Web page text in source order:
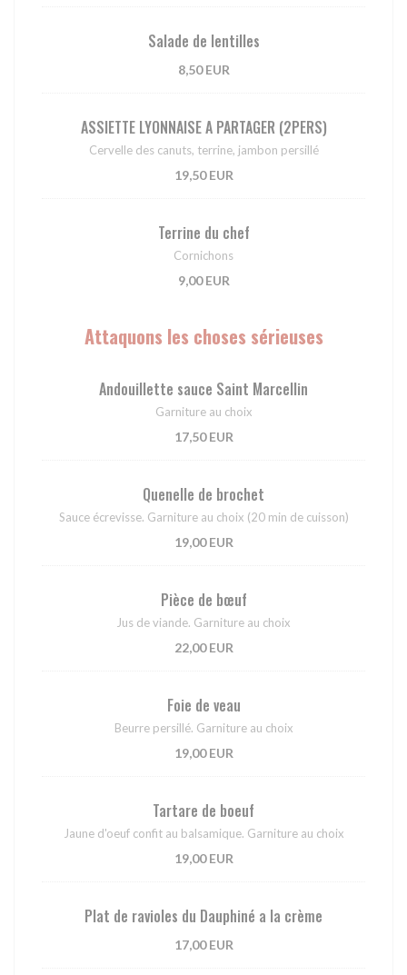
Salade de lentilles
8,50 EUR
ASSIETTE LYONNAISE A PARTAGER (2PERS)
Cervelle des canuts, terrine, jambon persillé
19,50 EUR
Terrine du chef
Cornichons
9,00 EUR
Attaquons les choses sérieuses
Andouillette sauce Saint Marcellin
Garniture au choix
17,50 EUR
Quenelle de brochet
Sauce écrevisse. Garniture au choix (20 min de cuisson)
19,00 EUR
Pièce de bœuf
Jus de viande. Garniture au choix
22,00 EUR
Foie de veau
Beurre persillé. Garniture au choix
19,00 EUR
Tartare de boeuf
Jaune d'oeuf confit au balsamique. Garniture au choix
19,00 EUR
Plat de ravioles du Dauphiné a la crème
17,00 EUR